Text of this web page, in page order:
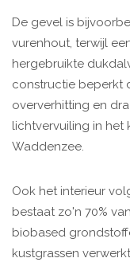
De gevel is
vurenhout, terwijl
hergebruikte
constructie beperkt
oververhitting en
lichtvervuiling in het
Waddenzee.
Ook het interieur
bestaat zo'n 70%
biobased
kustgrassen